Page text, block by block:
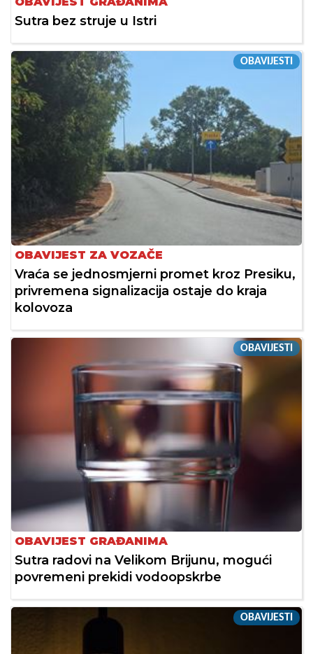
Sutra bez struje u Istri
OBAVIJESTI
OBAVIJEST ZA VOZAČE
Vraća se jednosmjerni promet kroz Presiku,
privremena signalizacija ostaje do kraja
kolovoza
OBAVIJESTI
OBAVIJEST GRAĐANIMA
Sutra radovi na Velikom Brijunu, mogući
povremeni prekidi vodoopskrbe
OBAVIJESTI